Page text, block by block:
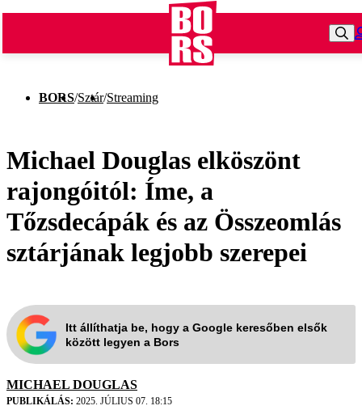
BORS/Sztár/Streaming
Michael Douglas elköszönt
rajongóitól: Íme, a
Tőzsdecápák és az Összeomlás
sztárjának legjobb szerepei
Itt állíthatja be, hogy a Google keresőben elsők
között legyen a Bors
MICHAEL DOUGLAS
PUBLIKÁLÁS: 2025. JÚLIUS 07. 18:15